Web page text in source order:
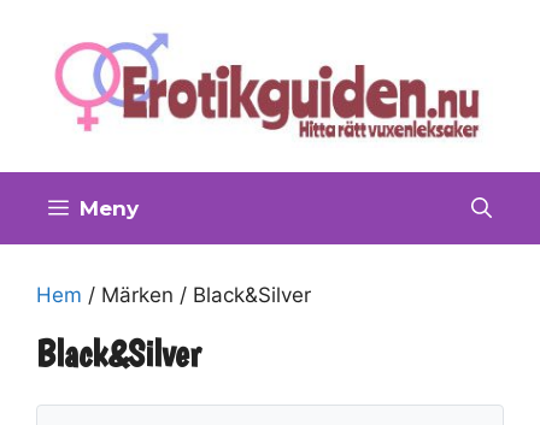
innehåll
Meny
Hem / Märken / Black&Silver
Black&Silver